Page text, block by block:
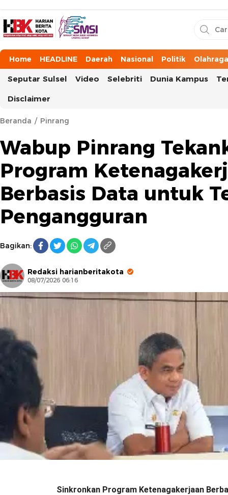
HarianBeritaKota
Mengabarkan Setiap Detil, Sudut, dan Cerita Kota
Home HEADLINE Daerah Nasional Politik Olahraga
Seputar Sulsel Video Selebriti Dunia Kampus
Disclaimer
Beranda Pinrang
Wabup Pinrang
Program
Berbasis Data untuk
Pengangguran
Bagikan:
Redaksi harianberitakota
08/07/2026 06:16
Sinkronkan Program Ketenagakerjaan